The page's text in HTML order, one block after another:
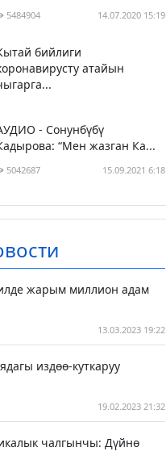
5484904 14.07.2020 15:19
бийлиги
атайын
- Сонунбүбү
“Мен жазган Ка...
5042687 15.09.2021 6:18
жарым миллион адам
13.03.2023 19:22
издөө-куткаруу
19.02.2023 21:32
чалгынчы: Дүйнө